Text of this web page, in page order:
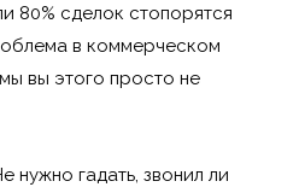
80% сделок стопорятся
в коммерческом
вы этого просто не
нужно гадать, звонил ли